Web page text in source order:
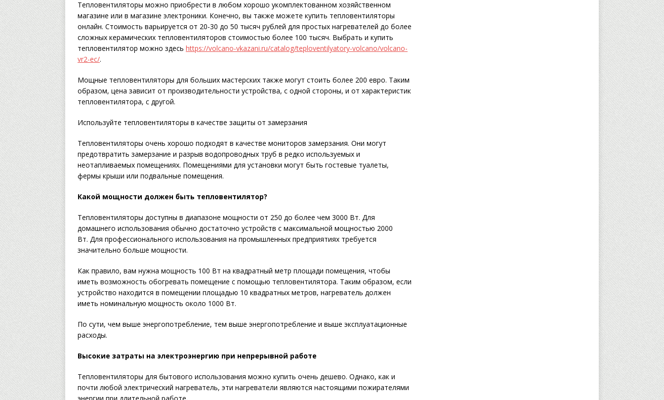
Тепловентиляторы можно приобрести в любом хорошо укомплектованном хозяйственном
магазине или в магазине электроники. Конечно, вы также можете купить тепловентиляторы
онлайн. Стоимость варьируется от 20-30 до 50 тысяч рублей для простых нагревателей до более
сложных керамических тепловентиляторов стоимостью более 100 тысяч. Выбрать и купить
тепловентилятор можно здесь https://volcano-vkazani.ru/catalog/teploventilyatory-volcano/volcano-
vr2-ec/.
Мощные тепловентиляторы для больших мастерских также могут стоить более 200 евро. Таким
образом, цена зависит от производительности устройства, с одной стороны, и от характеристик
тепловентилятора, с другой.
Используйте тепловентиляторы в качестве защиты от замерзания
Тепловентиляторы очень хорошо подходят в качестве мониторов замерзания. Они могут
предотвратить замерзание и разрыв водопроводных труб в редко используемых и
неотапливаемых помещениях. Помещениями для установки могут быть гостевые туалеты,
фермы крыши или подвальные помещения.
Какой мощности должен быть тепловентилятор?
Тепловентиляторы доступны в диапазоне мощности от 250 до более чем 3000 Вт. Для
домашнего использования обычно достаточно устройств с максимальной мощностью 2000
Вт. Для профессионального использования на промышленных предприятиях требуется
значительно больше мощности.
Как правило, вам нужна мощность 100 Вт на квадратный метр площади помещения, чтобы
иметь возможность обогревать помещение с помощью тепловентилятора. Таким образом, если
устройство находится в помещении площадью 10 квадратных метров, нагреватель должен
иметь номинальную мощность около 1000 Вт.
По сути, чем выше энергопотребление, тем выше энергопотребление и выше эксплуатационные
расходы.
Высокие затраты на электроэнергию при непрерывной работе
Тепловентиляторы для бытового использования можно купить очень дешево. Однако, как и
почти любой электрический нагреватель, эти нагреватели являются настоящими пожирателями